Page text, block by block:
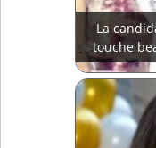
La
touche